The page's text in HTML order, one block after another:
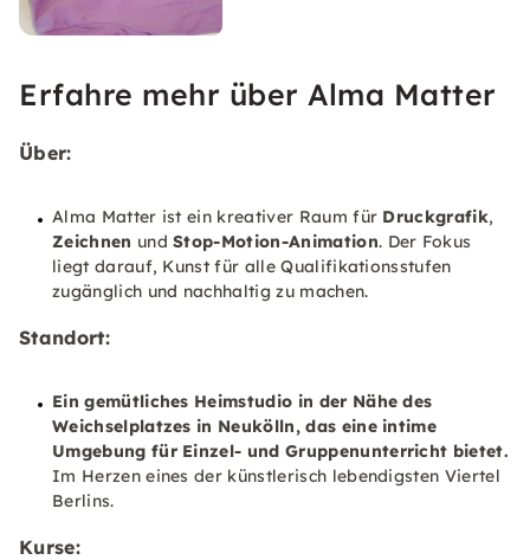
Erfahre mehr über Alma Matter
Über:
Alma Matter ist ein kreativer Raum für Druckgrafik,
Zeichnen undStop-Motion-Animation. Der Fokus
liegt darauf, Kunst für alle Qualifikationsstufen
zugänglich und nachhaltig zu machen.
Standort:
Ein gemütliches Heimstudio in der Nähe des
Weichselplatzes in Neukölln, das eine intime
Umgebung für Einzel- und Gruppenunterricht bietet.
Im Herzen eines der künstlerisch lebendigsten Viertel
Berlins.
Kurse: